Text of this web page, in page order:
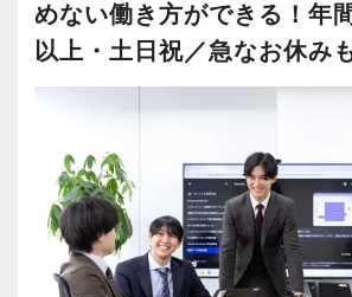
めない働き方ができる！年
以上・土日祝／急なお休み